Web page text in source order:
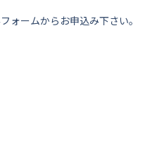
ォームからお申込み下さい。